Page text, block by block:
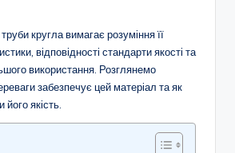
кругла вимагає розуміння її
відповідності стандарти якості та
використання. Розглянемо
забезпечує цей матеріал та як
його якість.